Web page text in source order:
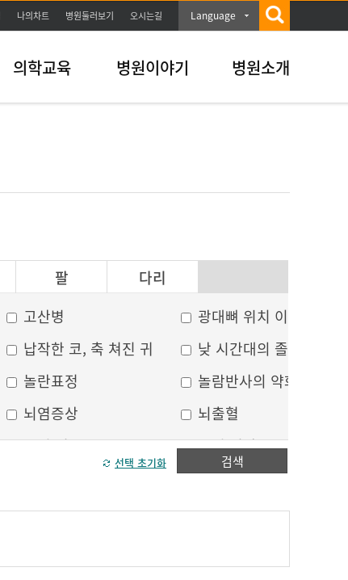
나의차트 병원둘러보기 오시는길 Language
의학교육 병원이야기 병원소개
팔
다리
고산병
광대뼈 위치 이상
납작한 코, 축 쳐진 귀
낮 시간대의 졸음
놀란표정
놀람반사의 약화
뇌염증상
뇌출혈
두피 건조
두피 열상
모발이 거침
방향감각 상실
볼, 눈주위 움푹 꺼짐
검색
선택 초기화